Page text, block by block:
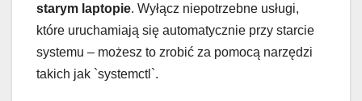
starym laptopie. Wyłącz niepotrzebne usługi,
które uruchamiają się automatycznie przy starcie
systemu – możesz to zrobić za pomocą narzędzi
takich jak `systemctl`.